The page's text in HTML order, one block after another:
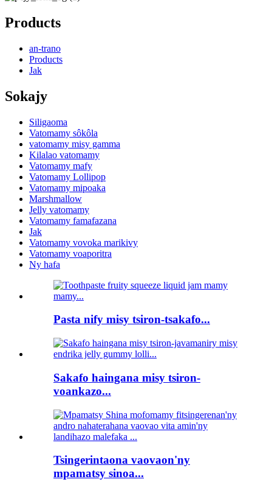
Products
an-trano
Products
Jak
Sokajy
Siligaoma
Vatomamy sôkôla
vatomamy misy gamma
Kilalao vatomamy
Vatomamy mafy
Vatomamy Lollipop
Vatomamy mipoaka
Marshmallow
Jelly vatomamy
Vatomamy famafazana
Jak
Vatomamy vovoka marikivy
Vatomamy voaporitra
Ny hafa
Pasta nify misy tsiron-tsakafo...
Sakafo haingana misy tsiron-
voankazo...
Tsingerintaona vaovaon'ny
mpamatsy sinoa...